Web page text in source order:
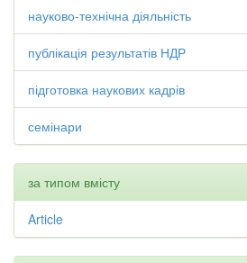
науково-технічна діяльність
публікація результатів НДР
підготовка наукових кадрів
семінари
за типом вмісту
Article